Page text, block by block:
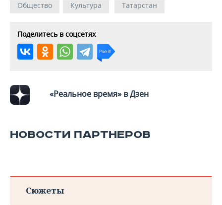
Общество Культура Татарстан
Поделитесь в соцсетях
«Реальное время» в Дзен
НОВОСТИ ПАРТНЕРОВ
Сюжеты